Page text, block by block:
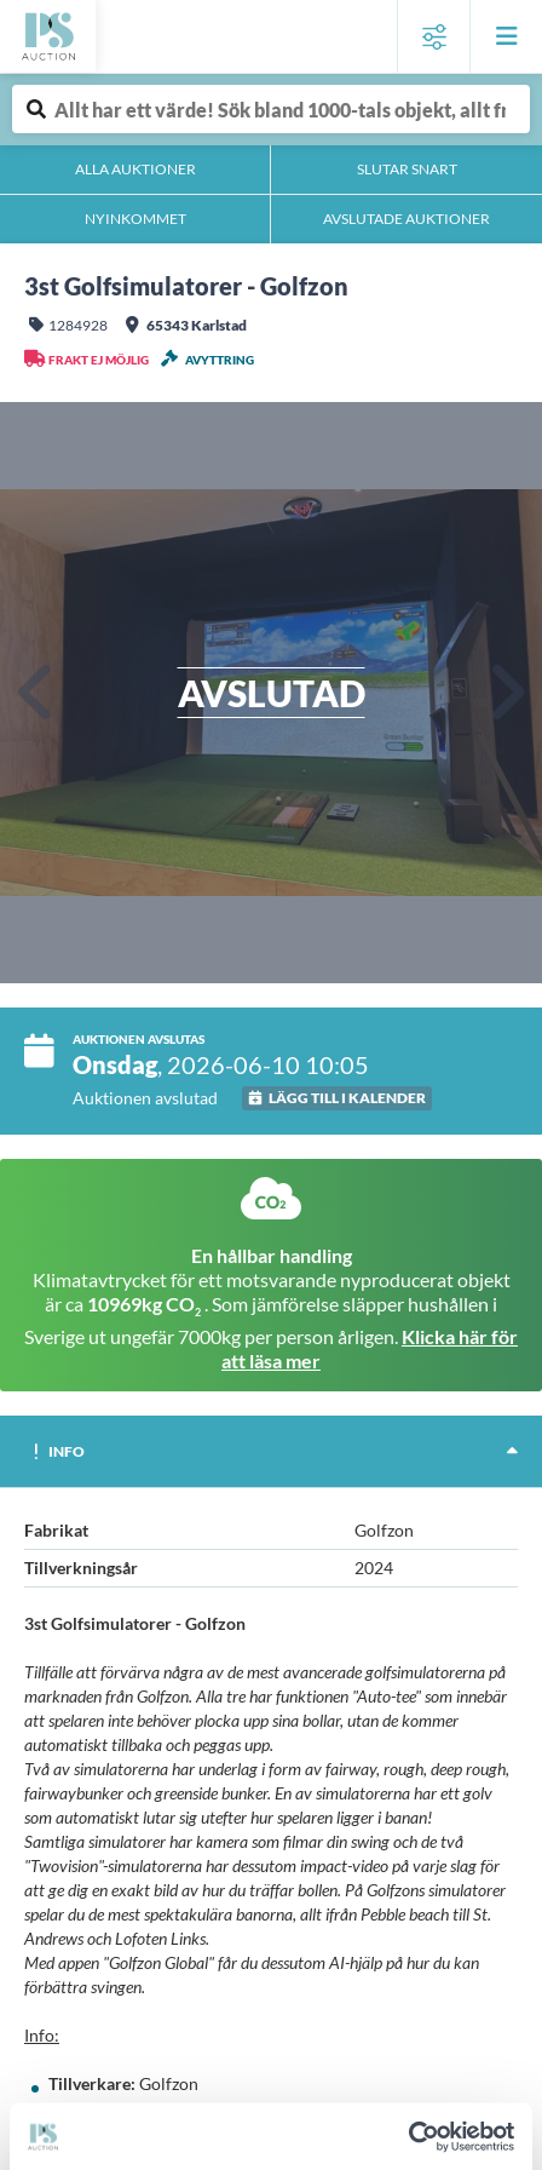
ALLA AUKTIONER SLUTAR SNART
NYINKOMMET AVSLUTADE AUKTIONER
3st Golfsimulatorer - Golfzon
1284928 65343 Karlstad
FRAKT EJ MÖJLIG AVYTTRING
AVSLUTAD
AUKTIONEN AVSLUTAS
Onsdag, 2026-06-10 10:05
Auktionen avslutad LÄGG TILL I KALENDER
En hållbar handling
Klimatavtrycket för ett motsvarande nyproducerat objekt
är ca 10969kg CO2 . Som jämförelse släpper hushållen i
Sverige ut ungefär 7000kg per person årligen. Klicka här för
att läsa mer
INFO
Fabrikat
Golfzon
Tillverkningsår
2024
3st Golfsimulatorer - Golfzon
Tillfälle att förvärva några av de mest avancerade golfsimulatorerna på
marknaden från Golfzon. Alla tre har funktionen "Auto-tee" som innebär
att spelaren inte behöver plocka upp sina bollar, utan de kommer
automatiskt tillbaka och peggas upp.
Två av simulatorerna har underlag i form av fairway, rough, deep rough,
fairwaybunker och greenside bunker. En av simulatorerna har ett golv
som automatiskt lutar sig utefter hur spelaren ligger i banan!
Samtliga simulatorer har kamera som filmar din swing och de två
"Twovision"-simulatorerna har dessutom impact-video på varje slag för
att ge dig en exakt bild av hur du träffar bollen. På Golfzons simulatorer
spelar du de mest spektakulära banorna, allt ifrån Pebble beach till St.
Andrews och Lofoten Links.
Med appen "Golfzon Global" får du dessutom AI-hjälp på hur du kan
förbättra svingen.
Info:
Tillverkare: Golfzon
Inköpt:
Modeller: